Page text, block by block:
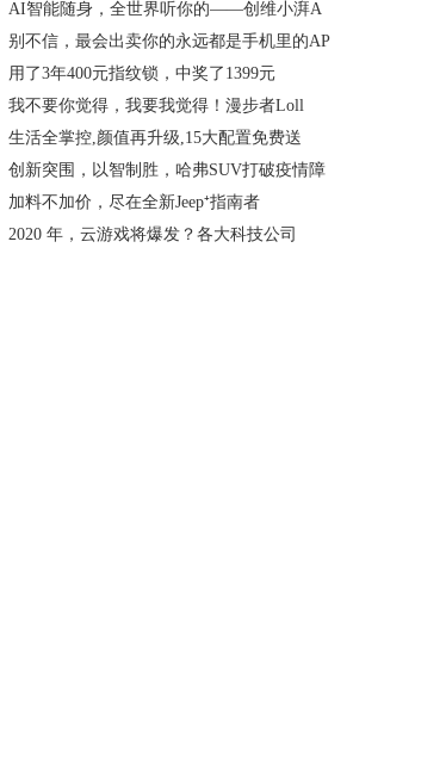
AI智能随身，全世界听你的——创维小湃A
别不信，最会出卖你的永远都是手机里的AP
用了3年400元指纹锁，中奖了1399元
我不要你觉得，我要我觉得！漫步者Loll
生活全掌控,颜值再升级,15大配置免费送
创新突围，以智制胜，哈弗SUV打破疫情障
加料不加价，尽在全新Jeep⁺指南者
2020 年，云游戏将爆发？各大科技公司